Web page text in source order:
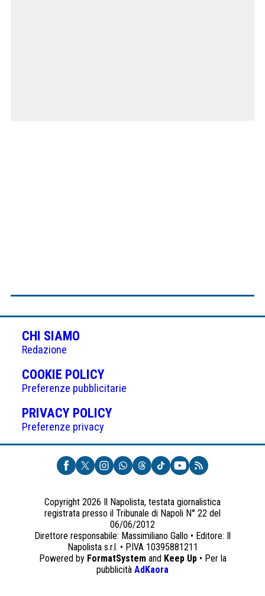
CHI SIAMO
Redazione
COOKIE POLICY(APRE
IN
UNA
NUOVA
Preferenze pubblicitarie
PRIVACY POLICY(APRE
UNA
NUOVA
SCHEDA)
Preferenze privacy
Copyright 2026 Il Napolista, testata giornalistica
registrata presso il Tribunale di Napoli N° 22 del
06/06/2012
Direttore responsabile: Massimiliano Gallo • Editore: Il
Napolista s.r.l. • P.IVA 10395881211
Powered by FormatSystemand Keep Up• Per la
pubblicità AdKaora